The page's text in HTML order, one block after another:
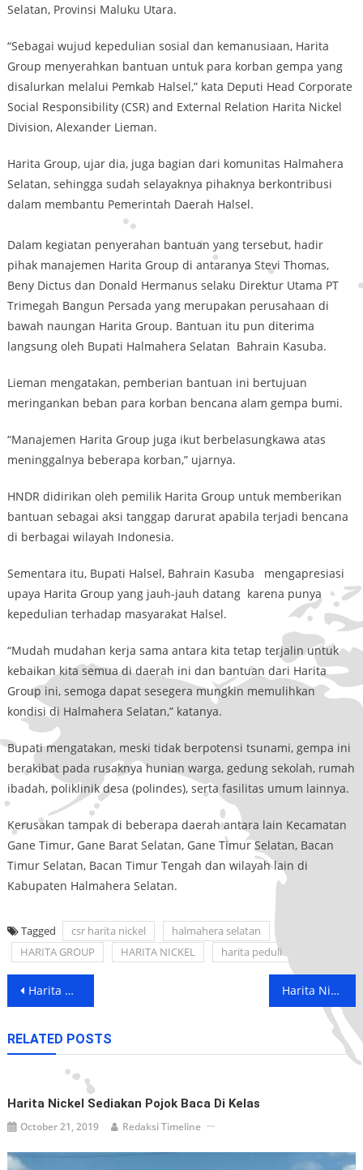
Selatan, Provinsi Maluku Utara.
“Sebagai wujud kepedulian sosial dan kemanusiaan, Harita
Group menyerahkan bantuan untuk para korban gempa yang
disalurkan melalui Pemkab Halsel,” kata Deputi Head Corporate
Social Responsibility (CSR) and External Relation Harita Nickel
Division, Alexander Lieman.
Harita Group, ujar dia, juga bagian dari komunitas Halmahera
Selatan, sehingga sudah selayaknya pihaknya berkontribusi
dalam membantu Pemerintah Daerah Halsel.
Dalam kegiatan penyerahan bantuan yang tersebut, hadir
pihak manajemen Harita Group di antaranya Stevi Thomas,
Beny Dictus dan Donald Hermanus selaku Direktur Utama PT
Trimegah Bangun Persada yang merupakan perusahaan di
bawah naungan Harita Group. Bantuan itu pun diterima
langsung oleh Bupati Halmahera Selatan Bahrain Kasuba.
Lieman mengatakan, pemberian bantuan ini bertujuan
meringankan beban para korban bencana alam gempa bumi.
“Manajemen Harita Group juga ikut berbelasungkawa atas
meninggalnya beberapa korban,” ujarnya.
HNDR didirikan oleh pemilik Harita Group untuk memberikan
bantuan sebagai aksi tanggap darurat apabila terjadi bencana
di berbagai wilayah Indonesia.
Sementara itu, Bupati Halsel, Bahrain Kasuba mengapresiasi
upaya Harita Group yang jauh-jauh datang karena punya
kepedulian terhadap masyarakat Halsel.
“Mudah mudahan kerja sama antara kita tetap terjalin untuk
kebaikan kita semua di daerah ini dan bantuan dari Harita
Group ini, semoga dapat sesegera mungkin memulihkan
kondisi di Halmahera Selatan,” katanya.
Bupati mengatakan, meski tidak berpotensi tsunami, gempa ini
berakibat pada rusaknya hunian warga, gedung sekolah, rumah
ibadah, poliklinik desa (polindes), serta fasilitas umum lainnya.
Kerusakan tampak di beberapa daerah antara lain Kecamatan
Gane Timur, Gane Barat Selatan, Gane Timur Selatan, Bacan
Timur Selatan, Bacan Timur Tengah dan wilayah lain di
Kabupaten Halmahera Selatan.
Tagged csr harita nickel
halmahera selatan
HARITA GROUP
HARITA NICKEL harita peduli
Post
Harita Nickel Division Siap Terima Masukan dari Warga Lingkar Tambang dan Pemkab Halsel Harita Nickel Programkan PMT Peduli Kesehatan Balita
RELATED POSTS
Harita Nickel Sediakan Pojok Baca Di Kelas
October 21, 2019 Redaksi Timeline